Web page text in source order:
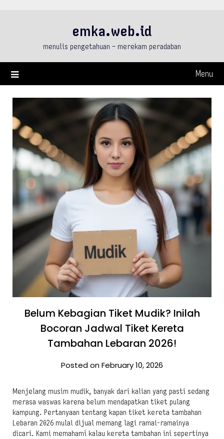
emka.web.id
menulis pengetahuan – merekam peradaban
Menu
Belum Kebagian Tiket Mudik? Inilah
Bocoran Jadwal Tiket Kereta
Tambahan Lebaran 2026!
Posted on February 10, 2026
Menjelang musim mudik, banyak dari kalian yang pasti sedang
merasa waswas karena belum mendapatkan tiket pulang
kampung. Pertanyaan tentang kapan tiket kereta tambahan
Lebaran 2026 mulai dijual memang lagi ramai-ramainya
dicari. Kami memahami kalau kereta tambahan ini sepertinya